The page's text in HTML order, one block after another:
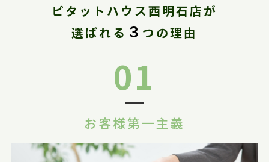
ピタットハウス西明石店が
選ばれる ３ つの理由
01
お客様第一主義